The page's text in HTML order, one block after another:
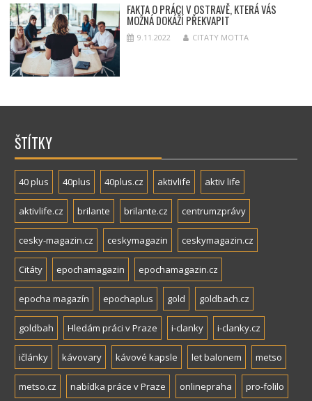
FAKTA O PRÁCI V OSTRAVĚ, KTERÁ VÁS
MOŽNÁ DOKÁŽÍ PŘEKVAPIT
9.11.2022 CITATY MOTTA
ŠTÍTKY
40 plus 40plus 40plus.cz aktivlife aktiv life
aktivlife.cz brilante brilante.cz centrumzprávy
cesky-magazin.cz ceskymagazin ceskymagazin.cz
Citáty epochamagazin epochamagazin.cz
epocha magazín epochaplus gold goldbach.cz
goldbah Hledám práci v Praze i-clanky i-clanky.cz
ičlánky kávovary kávové kapsle let balonem metso
metso.cz nabídka práce v Praze onlinepraha pro-folilo